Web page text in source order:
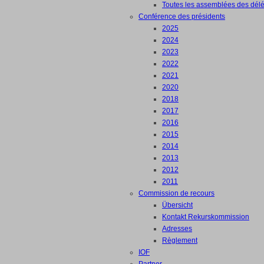
Toutes les assemblées des
Conférence des présidents
2025
2024
2023
2022
2021
2020
2018
2017
2016
2015
2014
2013
2012
2011
Commission de recours
Übersicht
Kontakt Rekurskommission
Adresses
Règlement
IOF